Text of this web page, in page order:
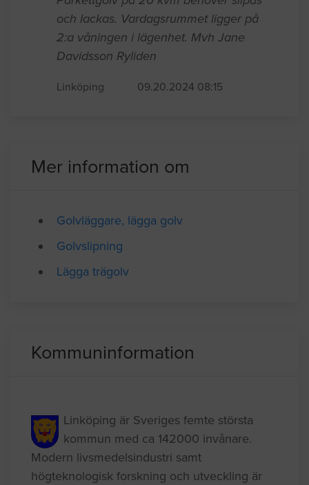
och lackas. Vardagsrummet ligger på
2:a våningen i lägenhet. Mvh Jane
Davidsson Ryliden
Linköping 09.20.2024 08:15
Mer information om
Golvläggare, lägga golv
Golvslipning
Lägga trägolv
Kommuninformation
Linköping är Sveriges femte största
kommun med ca 142000 invånare.
Modern livsmedelsindustri samt
högteknologisk forskning och utveckling är